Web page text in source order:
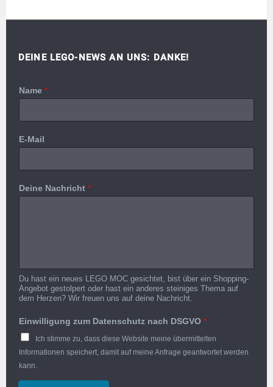
DEINE LEGO-NEWS AN UNS: DANKE!
Name *
E-Mail
Deine Nachricht *
Du hast ein neues LEGO MOC gesichtet, bist über ein Shopping-
Angebot gestolpert oder hast ein anderes steiniges Thema auf
dem Herzen? Wir freuen uns auf deine Nachricht.
Einwilligung zum Datenschutz nach DSGVO *
Ich stimme zu, dass diese Website meine übermittelten
Informationen speichert, damit auf meine Anfrage geantwortet werden
kann.